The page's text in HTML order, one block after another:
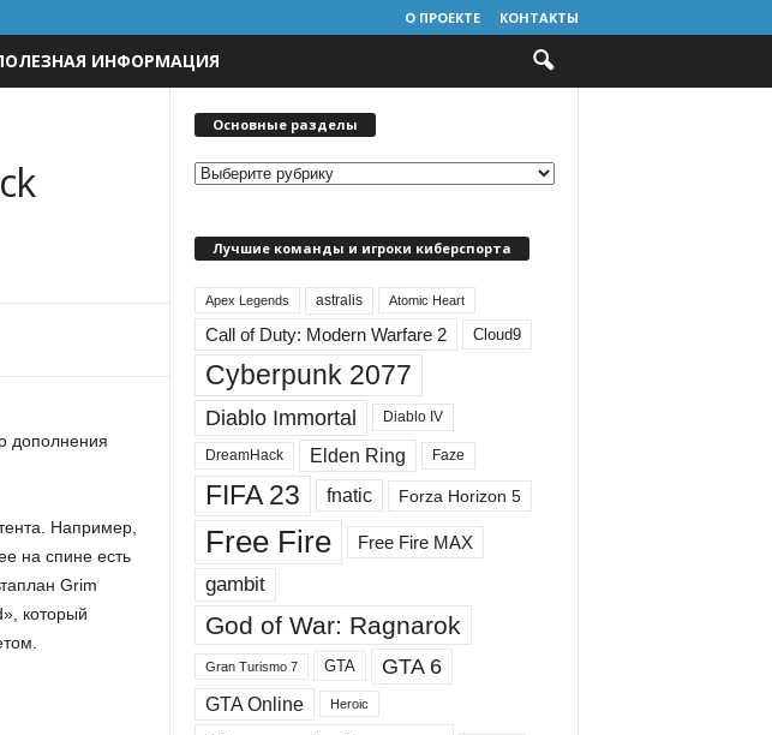
О ПРОЕКТЕ КОНТАКТЫ
ИНФОРМАЦИЯ
дополнения
Например,
на спине есть
Grim
который
Основные разделы
О
е
а
е
Лучшие команды и игроки киберспорта
Apex Legends astralis Atomic Heart
Call of Duty: Modern Warfare 2 Cloud9
Cyberpunk 2077
Diablo Immortal Diablo IV
DreamHack Elden Ring Faze
FIFA 23 fnatic Forza Horizon 5
Free Fire Free Fire MAX
gambit
God of War: Ragnarok
Gran Turismo 7 GTA GTA 6
GTA Online Heroic